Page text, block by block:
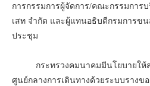
การกรรมการผู้จัดการ/คณะกรรมการ
เสท จำกัด และผู้แทนอธิบดีกรมการขน
ประชุม
กระทรวงคมนาคมมีนโยบายให้ส
ศูนย์กลางการเดินทางด้วยระบบรางข